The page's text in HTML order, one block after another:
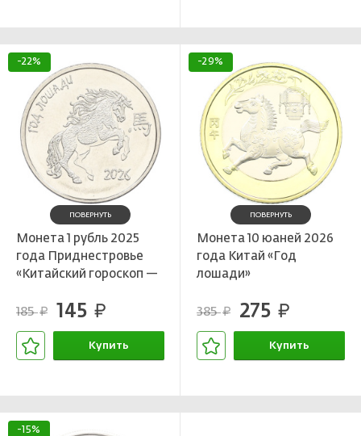
-22%
ПОВЕРНУТЬ
Монета 1 рубль 2025
года Приднестровье
«Китайский гороскоп —
185руб. 145 руб.
Купить
-29%
ПОВЕРНУТЬ
Монета 10 юаней 2026
года Китай «Год
лошади»
385руб. 275 руб.
Купить
-15%